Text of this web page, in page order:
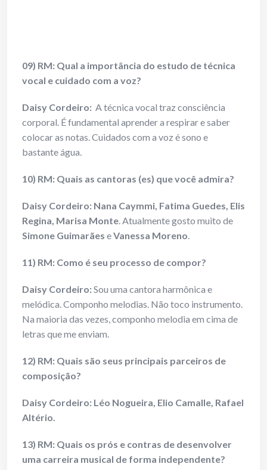
09) RM: Qual a importância do estudo de técnica
vocal e cuidado com a voz?
Daisy Cordeiro: A técnica vocal traz consciência
corporal. É fundamental aprender a respirar e saber
colocar as notas. Cuidados com a voz é sono e
bastante água.
10) RM: Quais as cantoras (es) que você admira?
Daisy Cordeiro: Nana Caymmi, Fatima Guedes, Elis
Regina, Marisa Monte. Atualmente gosto muito de
Simone Guimarães eVanessa Moreno.
11) RM: Como é seu processo de compor?
Daisy Cordeiro:Sou uma cantora harmônica e
melódica. Componho melodias. Não toco instrumento.
Na maioria das vezes, componho melodia em cima de
letras que me enviam.
12) RM: Quais são seus principais parceiros de
composição?
Daisy Cordeiro: Léo Nogueira, Elio Camalle, Rafael
Altério.
13) RM: Quais os prós e contras de desenvolver
uma carreira musical de forma independente?